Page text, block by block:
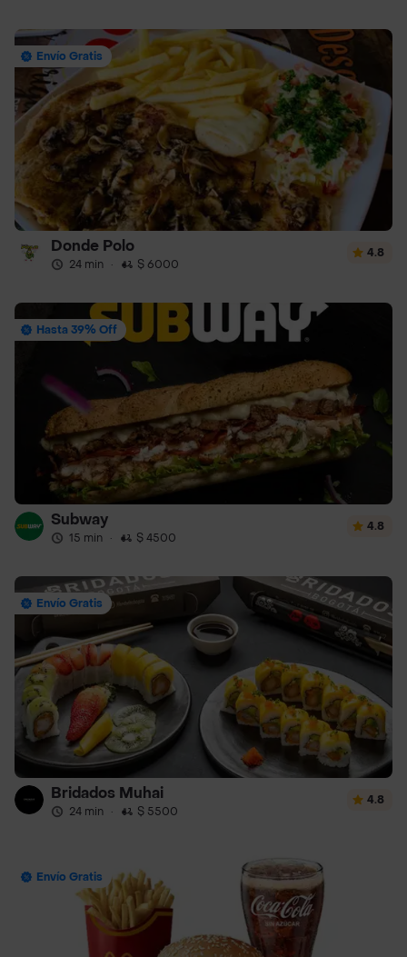
Envío Gratis
Donde Polo
24 min · $ 6000
4.8
Hasta 39% Off
Subway
15 min · $ 4500
4.8
Envío Gratis
Bridados Muhai
24 min · $ 5500
4.8
Envío Gratis